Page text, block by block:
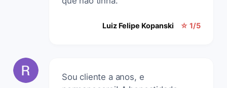
Luiz Felipe Kopanski ☆ 1/5
Sou cliente a anos, e